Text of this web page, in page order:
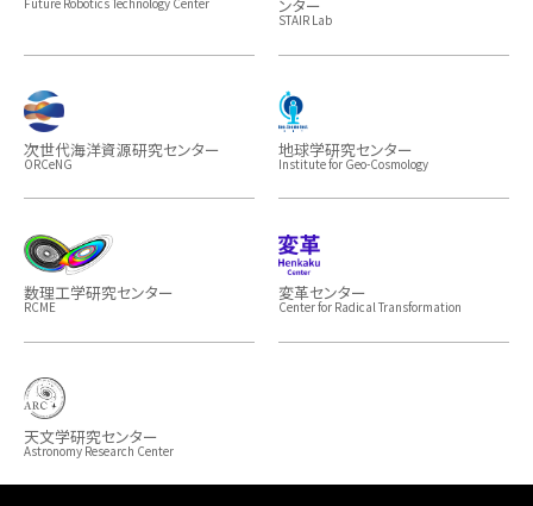
Future Robotics Technology Center ンター
STAIR Lab
次世代海洋資源研究センター
ORCeNG
地球学研究センター
Institute for Geo-Cosmology
数理工学研究センター
RCME
変革センター
Center for Radical Transformation
天文学研究センター
Astronomy Research Center